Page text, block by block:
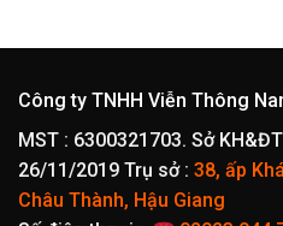
Công ty TNHH Viễn Thông
MST : 6300321703. Sở
26/11/2019 Trụ sở : 38, ấp
Châu Thành, Hậu Giang